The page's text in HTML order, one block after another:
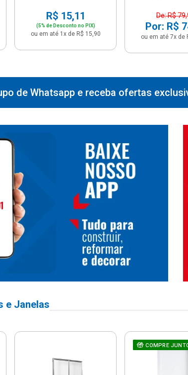
R$ 15,11
(5% de Desconto no PIX)
ou em até 1x de R$ 15,90
De: R$
Por: R$
ou em até 7x de
de Whatsapp e receba ofertas
e Janelas
COMPRE